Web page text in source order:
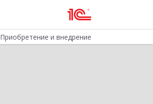
Приобретение и внедрение